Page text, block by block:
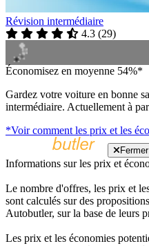
Révision intermédiaire
4.3 (29)
Économisez en moyenne 54%*
Gardez votre voiture en bonne
intermédiaire. Actuellement à
*Voir comment les prix et les
Fermer
Informations sur les prix et
Le nombre d'offres, les prix et
sont calculés sur des
Autobutler, sur la base de leurs
Les prix et les économies